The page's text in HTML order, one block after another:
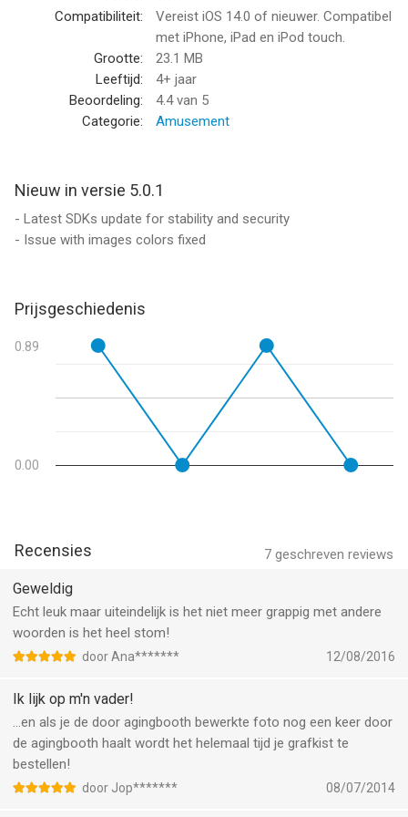
• Transformation process is instant with no internet
• Scroll results into the app gallery
• Save results to your photo library
• Share with your friends via email, iMessage, Instagram,
Snapchat, Facebook, Twitter, WhatsApp…
Warning:
• AgingBooth is a funny application made for entertainment
• AgingBooth works best with people between the ages of 15
© PiVi & Co 2010-2020
Photos credits : fotolia.com (© Yuri Arcurs/ ©
CURAphotography/ © Piotr Marcinski)
--
gebruikers met leeftijden vanaf
Informatie voor AgingBoothis het laatst vergeleken op 7 Aug
om 05:57.
Compatibiliteit:
Vereist iOS 14.0 of nieuwer. Compatibel
met iPhone, iPad en iPod touch.
Grootte:
23.1 MB
Leeftijd:
4+ jaar
Beoordeling:
4.4van 5
Categorie:
Amusement
Nieuw in versie 5.0.1
- Latest SDKs update for stability and security
- Issue with images colors fixed
Prijsgeschiedenis
0.89
0.00
7 geschreven reviews
Recensies
Geweldig
Echt leuk maar uiteindelijk is het niet meer grappig met andere
woorden is het heel stom!
door Ana******* 12/08/2016
Ik lijk op m'n vader!
...en als je de door agingbooth bewerkte foto nog een keer door
de agingbooth haalt wordt het helemaal tijd je grafkist te
bestellen!
door Jop******* 08/07/2014